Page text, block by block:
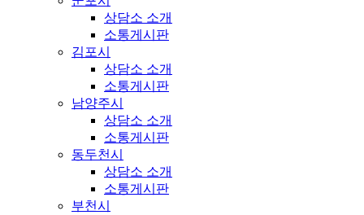
상담소 소개
소통게시판
김포시
상담소 소개
소통게시판
남양주시
상담소 소개
소통게시판
동두천시
상담소 소개
소통게시판
부천시